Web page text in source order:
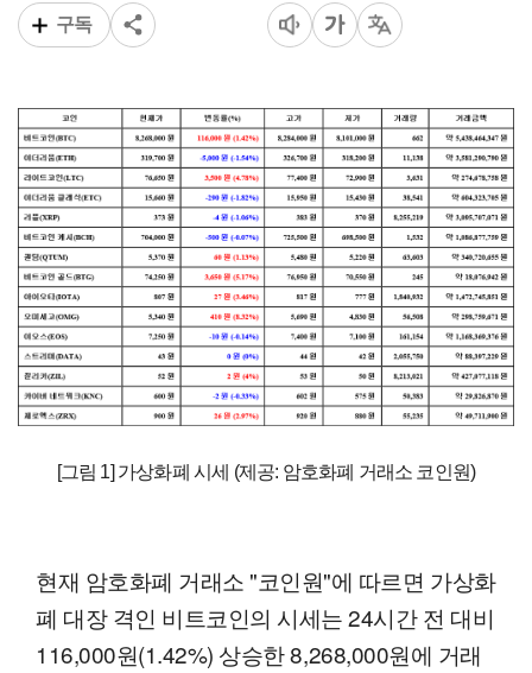
구독
[그림 1] 가상화폐 시세 (제공: 암호화폐 거래소 코인원)
현재 암호화폐 거래소 "코인원"에 따르면 가상화
폐 대장 격인 비트코인의 시세는 24시간 전 대비
116,000원(1.42%) 상승한 8,268,000원에 거래